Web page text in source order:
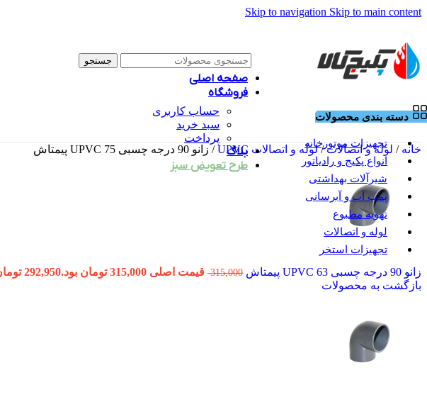
Skip to navigation Skip to main content
جستجو
دسته بندی محصولات
تجهیزات موتورخانه
انواع پکیج و رادیاتور
شیرآلات بهداشتی
پمپ آب و آبرسانی
تهویه مطبوع
لوله و اتصالات
تجهیزات استخر
صفحه اصلی
فروشگاه
حساب کاربری
سبد خرید
پرداخت
بلاگ
طرح تعویض سبز
خانه/ لوله و اتصالات/ لوله و اتصالات UPVC / زانو 90 درجه چسبی 75 UPVC پیمتاش
زانو 90 درجه چسبی 63 UPVC پیمتاش 315,000 قیمت اصلی 315,000 تومان بود. 292,950
بازگشت به محصولات